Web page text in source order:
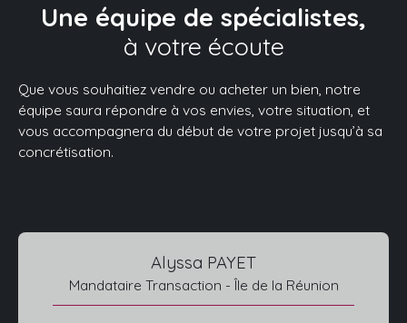
Une équipe de spécialistes,
à votre écoute
Que vous souhaitiez vendre ou acheter un bien, notre
équipe saura répondre à vos envies, votre situation, et
vous accompagnera du début de votre projet jusqu’à sa
concrétisation.
Alyssa PAYET
Mandataire Transaction - Île de la Réunion